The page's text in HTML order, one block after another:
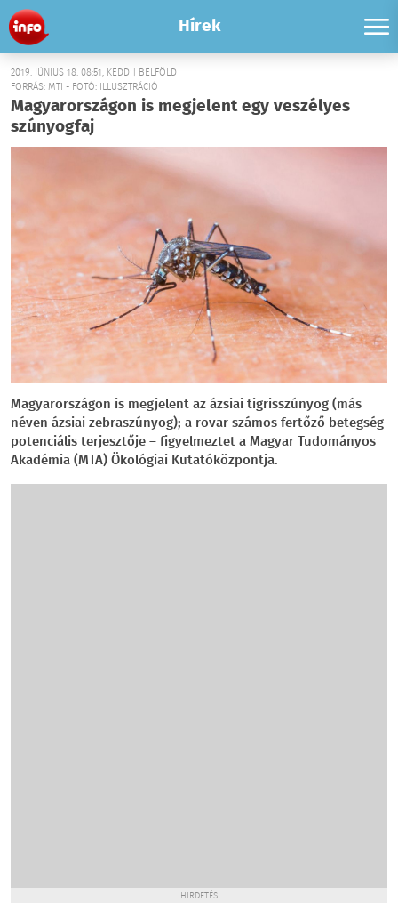
Hírek
2019. JÚNIUS 18. 08:51, KEDD | BELFÖLD
FORRÁS: MTI - FOTÓ: ILLUSZTRÁCIÓ
Magyarországon is megjelent egy veszélyes
szúnyogfaj
Magyarországon is megjelent az ázsiai tigrisszúnyog (más
néven ázsiai zebraszúnyog); a rovar számos fertőző betegség
potenciális terjesztője – figyelmeztet a Magyar Tudományos
Akadémia (MTA) Ökológiai Kutatóközpontja.
HIRDETÉS